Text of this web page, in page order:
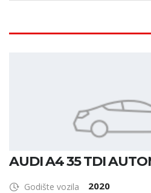
AUDI A4 35 TDI
Godište vozila 2020